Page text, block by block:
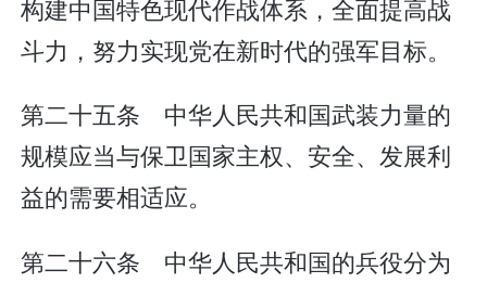
构建中国特色现代作战体系，全面提高战
斗力，努力实现党在新时代的强军目标。
第二十五条 中华人民共和国武装力量的
规模应当与保卫国家主权、安全、发展利
益的需要相适应。
第二十六条 中华人民共和国的兵役分为